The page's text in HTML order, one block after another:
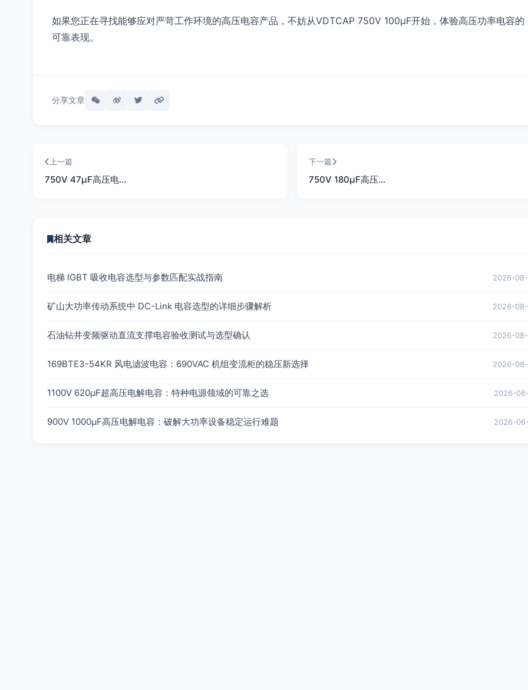
如果您正在寻找能够应对严苛工作环境的高压电容产品，不妨从VDTCAP 750V 100μF开始，体验高压功率电容的
可靠表现。
分享文章
上一篇
750V 47μF高压电…
下一篇
750V 180μF高压…
相关文章
电梯 IGBT 吸收电容选型与参数匹配实战指南 2026-
矿山大功率传动系统中 DC-Link 电容选型的详细步骤解析 2026-
石油钻井变频驱动直流支撑电容验收测试与选型确认 2026-
169BTE3-54KR 风电滤波电容：690VAC 机组变流柜的稳压新选择 2026-
1100V 620μF超高压电解电容：特种电源领域的可靠之选 2026-
900V 1000μF高压电解电容：破解大功率设备稳定运行难题 2026-